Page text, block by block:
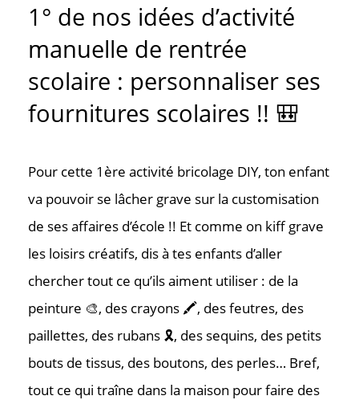
1° de nos idées d’activité
manuelle de rentrée
scolaire : personnaliser ses
fournitures scolaires !! 🎒
Pour cette 1 ère activité bricolage DIY, ton enfant
va pouvoir se lâcher grave sur la customisation
de ses affaires d’école !! Et comme on kiff grave
les loisirs créatifs, dis à tes enfants d’aller
chercher tout ce qu’ils aiment utiliser : de la
peinture 🎨, des crayons 🖍️, des feutres, des
paillettes, des rubans 🎗️, des sequins, des petits
bouts de tissus, des boutons, des perles… Bref,
tout ce qui traîne dans la maison pour faire des